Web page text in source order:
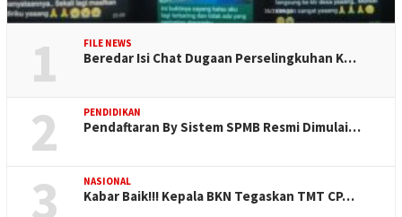
1 FILE NEWS
Beredar Isi Chat Dugaan Perselingkuhan K…
2 PENDIDIKAN
Pendaftaran By Sistem SPMB Resmi Dimulai…
3 NASIONAL
Kabar Baik!!! Kepala BKN Tegaskan TMT CP…